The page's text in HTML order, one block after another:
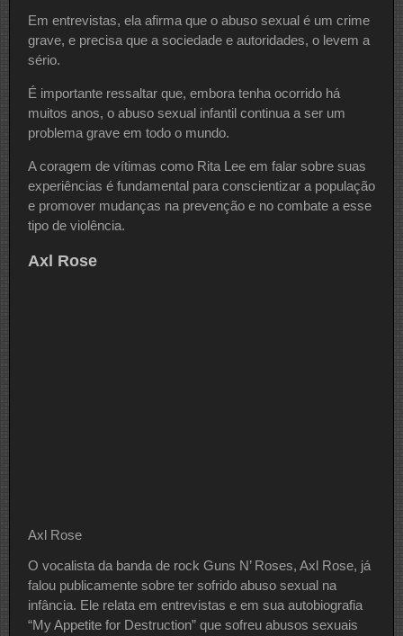
Em entrevistas, ela afirma que o abuso sexual é um crime
grave, e precisa que a sociedade e autoridades, o levem a
sério.
É importante ressaltar que, embora tenha ocorrido há
muitos anos, o abuso sexual infantil continua a ser um
problema grave em todo o mundo.
A coragem de vítimas como Rita Lee em falar sobre suas
experiências é fundamental para conscientizar a população
e promover mudanças na prevenção e no combate a esse
tipo de violência.
Axl Rose
Axl Rose
O vocalista da banda de rock Guns N’ Roses, Axl Rose, já
falou publicamente sobre ter sofrido abuso sexual na
infância. Ele relata em entrevistas e em sua autobiografia
“My Appetite for Destruction” que sofreu abusos sexuais